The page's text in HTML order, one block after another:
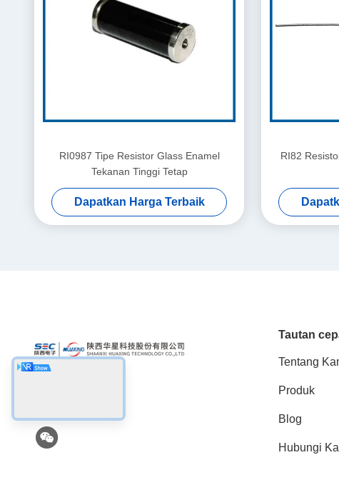
RI0987 Tipe Resistor Glass Enamel
Tekanan Tinggi Tetap
Dapatkan Harga Terbaik
RI82
Tautan
Tentang
Produk
Blog
Hubungi